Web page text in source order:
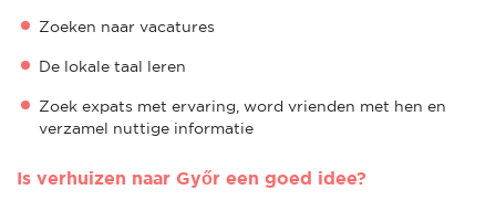
Zoeken naar vacatures
De lokale taal leren
Zoek expats met ervaring, word vrienden met hen en
verzamel nuttige informatie
Is verhuizen naar Győr een goed idee?